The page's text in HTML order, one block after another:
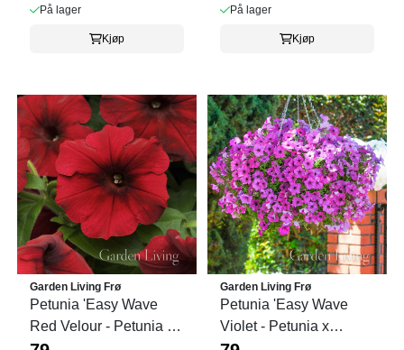
På lager
Kjøp
På lager
Kjøp
Garden Living Frø
Petunia 'Easy Wave
Red Velour - Petunia x
Garden Living Frø
Petunia 'Easy Wave
Violet - Petunia x